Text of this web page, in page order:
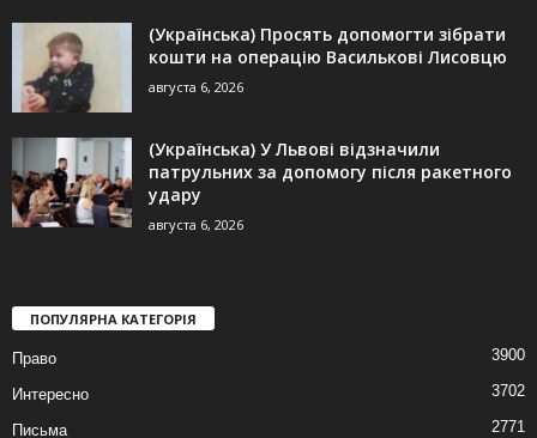
(Українська) Просять допомогти зібрати
кошти на операцію Василькові Лисовцю
августа 6, 2026
(Українська) У Львові відзначили
патрульних за допомогу після ракетного
удару
августа 6, 2026
ПОПУЛЯРНА КАТЕГОРІЯ
Право 3900
Интересно 3702
Письма 2771